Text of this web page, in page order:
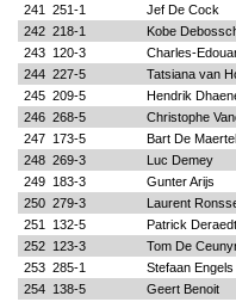
241
251-1
Jef De Cock
242 218-1
Kobe
243
120-3
Charles-
244 227-5
Tatsiana van
245 209-5
Hendrik
246 268-5
Christophe
247
173-5
Bart De
248 269-3
Luc Demey
249
183-3
Gunter Arijs
250 279-3
Laurent
251
132-5
Patrick Deraedt
252
123-3
Tom De
253 285-1
Stefaan
254
138-5
Geert Benoit